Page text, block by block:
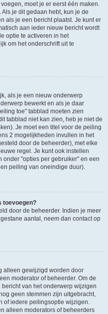
moet je er eerst één maken.
je dit gedaan hebt, kun je de
als je een bericht plaatst. Je kunt er
aan ieder nieuw bericht wordt
optie te activeren in het
om het onderschrift uit te
als je een nieuw onderwerp
bewerkt en als je daar
toe" tabblad moeten zien
tabblad niet kan zien, heb je niet de
Je moet een titel voor de peiling
2 mogelijkheden invullen in het
door de beheerder), met elke
regel. Je kunt ook instellen
onder "opties per gebruiker" en een
peiling van oneindige duur).
toevoegen?
door de beheerder. Indien je meer
aantal, neem dan contact op
alleen gewijzigd worden door
moderator of beheerder. Om de
van het onderwerp wijzigen
geen stemmen zijn uitgebracht,
of iedere peilingsoptie wijzigen.
alleen moderators of beheerders